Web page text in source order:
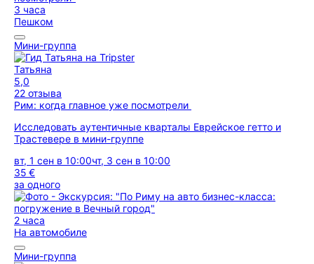
3 часа
Пешком
Мини-группа
Татьяна
5,0
22 отзыва
Рим: когда главное уже посмотрели
Исследовать аутентичные кварталы Еврейское гетто и
Трастевере в мини-группе
вт, 1 сен в 10:00чт, 3 сен в 10:00
35 €
за одного
2 часа
На автомобиле
Мини-группа